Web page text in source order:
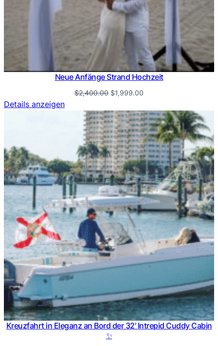
Neue Anfänge Strand Hochzeit
$2,400.00 Ursprünglicher
war:
$2,400.00
$1,999.00
ist:
$1,999.00.
Details anzeigen
Kreuzfahrt in Eleganz an Bord der 32' Intrepid Cuddy Cabin
✨